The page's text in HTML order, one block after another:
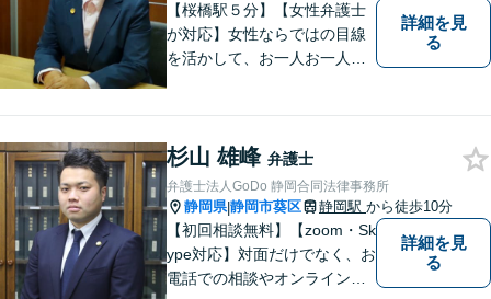
【桜橋駅５分】【女性弁護士
が対応】女性ならではの目線
を活かして、お一人お一人の
っくり聞かせていただきま
す。法律面・精神面の両方か
らサポートいたします。
詳細を見
る
杉山 雄峰 弁護士
弁護士法人GoDo 静岡合同法律事務所
静岡県|静岡市葵区 静岡駅 から徒歩10分
【初回相談無料】【zoom・Sk
ype対応】対面だけでなく、お
電話での相談やオンライン相
詳細を見
る